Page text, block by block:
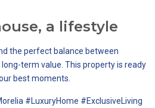
a lifestyle
the perfect balance between
term value. This property is ready
best moments.
#LuxuryHome #ExclusiveLiving